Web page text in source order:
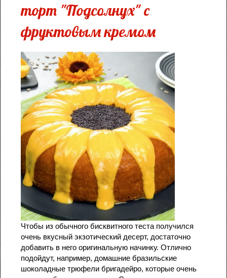
торт "Подсолнух" с
фруктовым кремом
Чтобы из обычного бисквитного теста получился
очень вкусный экзотический десерт, достаточно
добавить в него оригинальную начинку. Отлично
подойдут, например, домашние бразильские
шоколадные трюфели бригадейро, которые очень